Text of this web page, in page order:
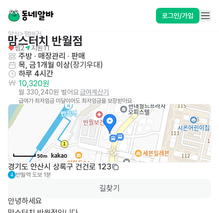
로그인/가입
양식>햄버거
맘스터치 반월점
찜2 지원11
주방 · 매장관리 · 판매
목, 금1개월 이상(장기우대 )
하루 4시간
10,320원
월 330,240원 벌어요급여계산기
급여가 최저임금 미달이어도 최저임금을 보장받아요
50m
경기도 안산시 상록구 건건로 123
4 반월역 도보 1분
길찾기
안녕하세요